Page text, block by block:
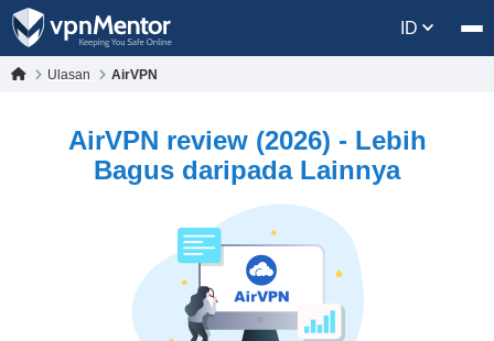
ID
Ulasan AirVPN
AirVPN review (2026) - Lebih
Bagus daripada Lainnya